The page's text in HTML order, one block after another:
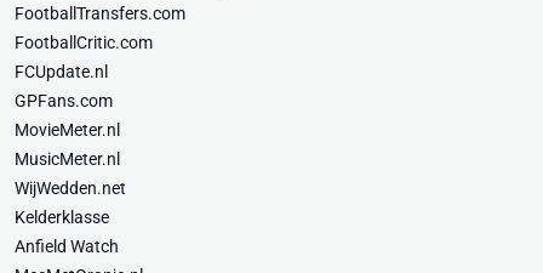
FootballTransfers.com
FootballCritic.com
FCUpdate.nl
GPFans.com
MovieMeter.nl
MusicMeter.nl
WijWedden.net
Kelderklasse
Anfield Watch